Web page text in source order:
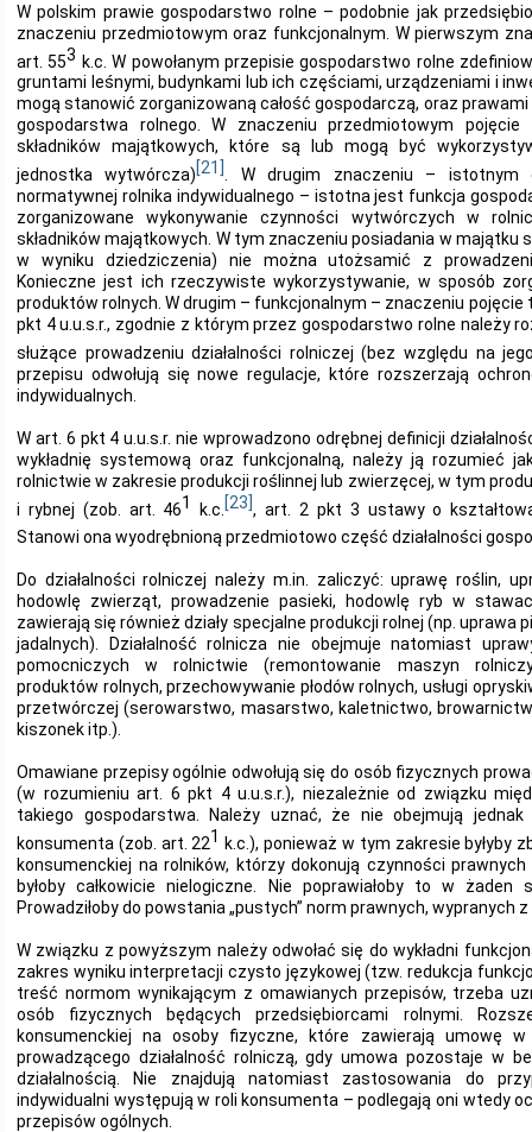
W polskim prawie gospodarstwo rolne – podobnie jak
znaczeniu przedmiotowym oraz funkcjonalnym. W pierwszym
art. 553 k.c. W powołanym przepisie gospodarstwo rolne
gruntami leśnymi, budynkami lub ich częściami, urządzeniami i
mogą stanowić zorganizowaną całość gospodarczą, oraz
gospodarstwa rolnego. W znaczeniu przedmiotowym
składników majątkowych, które są lub mogą być
jednostka wytwórcza)[21]
. W drugim znaczeniu – istotnym
normatywnej rolnika indywidualnego – istotna jest funkcja
zorganizowane wykonywanie czynności wytwórczych w
składników majątkowych. W tym znaczeniu posiadania w majątku
w wyniku dziedziczenia) nie można utożsamić z
Konieczne jest ich rzeczywiste wykorzystywanie, w sposób
produktów rolnych. W drugim – funkcjonalnym – znaczeniu pojęcie
pkt 4 u.u.s.r., zgodnie z którym przez gospodarstwo rolne należy
służące prowadzeniu działalności rolniczej (bez względu na
przepisu odwołują się nowe regulacje, które rozszerzają
indywidualnych.
W art. 6 pkt 4 u.u.s.r. nie wprowadzono odrębnej definicji
wykładnię systemową oraz funkcjonalną, należy ją rozumieć
rolnictwie w zakresie produkcji roślinnej lub zwierzęcej, w tym
i rybnej (zob. art. 461 k.c.[23], art. 2 pkt 3 ustawy o
Stanowi ona wyodrębnioną przedmiotowo część działalności
Do działalności rolniczej należy m.in. zaliczyć: uprawę roślin,
hodowlę zwierząt, prowadzenie pasieki, hodowlę ryb w
zawierają się również działy specjalne produkcji rolnej (np. uprawa
jadalnych). Działalność rolnicza nie obejmuje natomiast
pomocniczych w rolnictwie (remontowanie maszyn
produktów rolnych, przechowywanie płodów rolnych, usługi
przetwórczej (serowarstwo, masarstwo, kaletnictwo,
kiszonek itp.).
Omawiane przepisy ogólnie odwołują się do osób fizycznych
(w rozumieniu art. 6 pkt 4 u.u.s.r.), niezależnie od związku
takiego gospodarstwa. Należy uznać, że nie obejmują
konsumenta (zob. art. 221 k.c.), ponieważ w tym zakresie byłyby
konsumenckiej na rolników, którzy dokonują czynności
byłoby całkowicie nielogiczne. Nie poprawiałoby to w żaden
Prowadziłoby do powstania „pustych” norm prawnych, wypranych
W związku z powyższym należy odwołać się do wykładni
zakres wyniku interpretacji czysto językowej (tzw. redukcja
treść normom wynikającym z omawianych przepisów, trzeba
osób fizycznych będących przedsiębiorcami rolnymi.
konsumenckiej na osoby fizyczne, które zawierają umowę w
prowadzącego działalność rolniczą, gdy umowa pozostaje w
działalnością. Nie znajdują natomiast zastosowania do
indywidualni występują w roli konsumenta – podlegają oni wtedy
przepisów ogólnych.